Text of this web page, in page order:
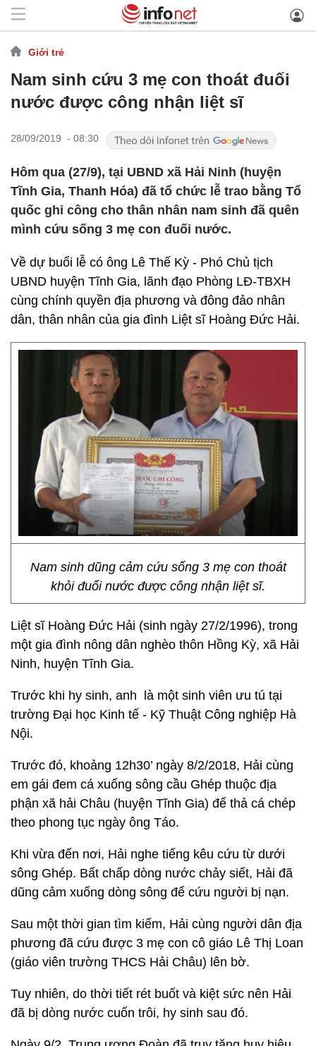
Giới trẻ
Nam sinh cứu 3 mẹ con thoát đuối
nước được công nhận liệt sĩ
28/09/2019 - 08:30
Hôm qua (27/9), tại UBND xã Hải Ninh (huyện
Tĩnh Gia, Thanh Hóa) đã tổ chức lễ trao bằng Tổ
quốc ghi công cho thân nhân nam sinh đã quên
mình cứu sống 3 mẹ con đuối nước.
Về dự buổi lễ có ông Lê Thế Kỳ - Phó Chủ tịch
UBND huyện Tĩnh Gia, lãnh đạo Phòng LĐ-TBXH
cùng chính quyền địa phương và đông đảo nhân
dân, thân nhân của gia đình Liệt sĩ Hoàng Đức Hải.
Nam sinh dũng cảm cứu sống 3 mẹ con thoát
khỏi đuối nước được công nhận liệt sĩ.
Liệt sĩ Hoàng Đức Hải (sinh ngày 27/2/1996), trong
một gia đình nông dân nghèo thôn Hồng Kỳ, xã Hải
Ninh, huyện Tĩnh Gia.
Trước khi hy sinh, anh là một sinh viên ưu tú tại
trường Đại học Kinh tế - Kỹ Thuật Công nghiệp Hà
Nội.
Trước đó, khoảng 12h30’ ngày 8/2/2018, Hải cùng
em gái đem cá xuống sông cầu Ghép thuộc địa
phận xã hải Châu (huyện Tĩnh Gia) để thả cá chép
theo phong tục ngày ông Táo.
Khi vừa đến nơi, Hải nghe tiếng kêu cứu từ dưới
sông Ghép. Bất chấp dòng nước chảy siết, Hải đã
dũng cảm xuống dòng sông để cứu người bị nạn.
Sau một thời gian tìm kiếm, Hải cùng người dân địa
phương đã cứu được 3 mẹ con cô giáo Lê Thị Loan
(giáo viên trường THCS Hải Châu) lên bờ.
Tuy nhiên, do thời tiết rét buốt và kiệt sức nên Hải
đã bị dòng nước cuốn trôi, hy sinh sau đó.